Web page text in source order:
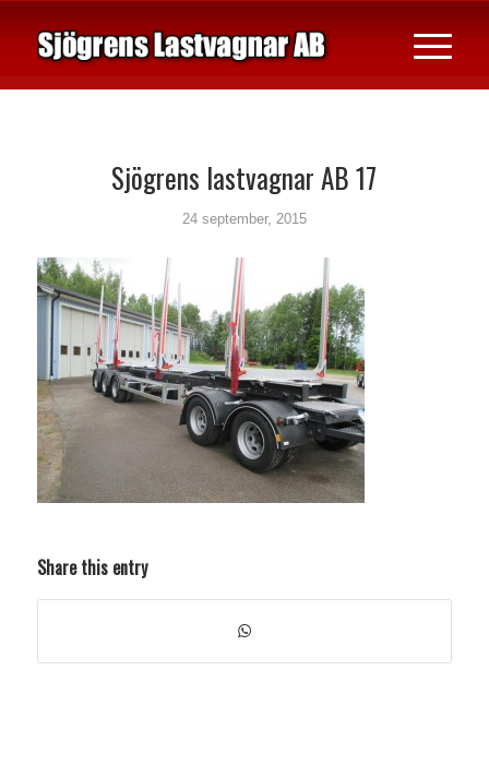
Sjögrens lastvagnar AB 17
24 september, 2015
Share this entry